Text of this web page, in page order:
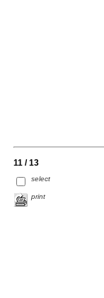
11 / 13
select
print